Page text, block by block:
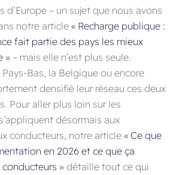
d’Europe – un sujet que nous avons
notre article « Recharge publique :
fait partie des pays les mieux
»– mais elle n’est plus seule.
Pays-Bas, la Belgique ou encore
densifié leur réseau ces deux
Pour aller plus loin sur les
désormais aux
conducteurs, notre article « Ce que
en 2026 et ce que ça
»détaille tout ce qui